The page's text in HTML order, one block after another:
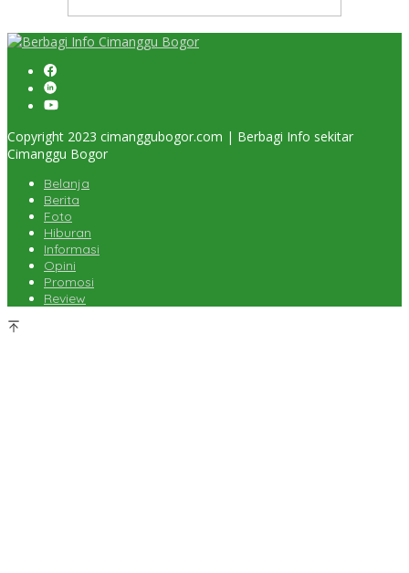
Copyright 2023 cimanggubogor.com | Berbagi Info sekitar
Cimanggu Bogor
Belanja
Berita
Foto
Hiburan
Informasi
Opini
Promosi
Review